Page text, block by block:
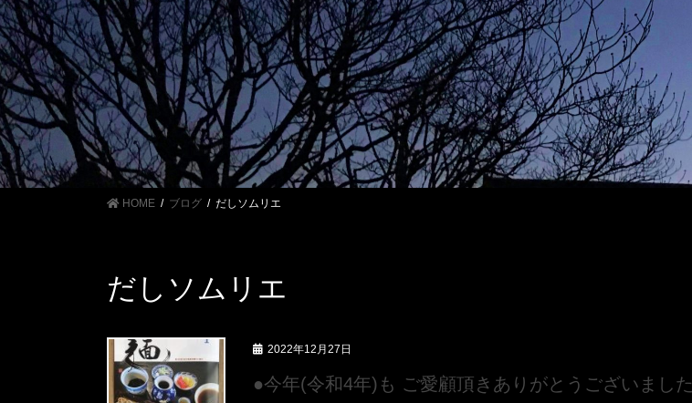
HOME ブログ だしソムリエ
だしソムリエ
2022年12月27日
●今年(令和4年)も ご愛顧頂きありがとうございました